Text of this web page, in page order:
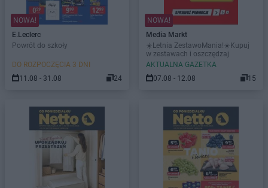
NOWA!
E.Leclerc
Powrót do szkoły
DO ROZPOCZĘCIA 3 DNI
11.08 - 31.08
24
NOWA!
Media Markt
☀️Letnia ZestawoMania!☀️Kupuj
w zestawach i oszczędzaj
AKTUALNA GAZETKA
07.08 - 12.08
15